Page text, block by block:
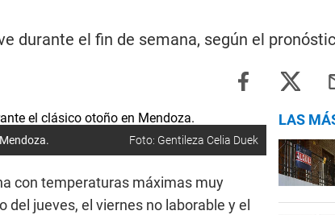
durante el fin de semana, según el
Foto: Gentileza Celia Duek
con temperaturas máximas muy
del jueves, el viernes no laborable y el
LAS